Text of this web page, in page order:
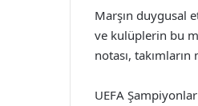
Marşın duygusal
ve kulüplerin bu
notası,
UEFA